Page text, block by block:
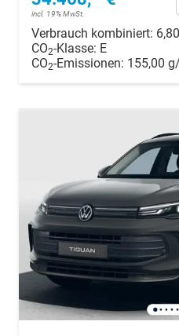
incl. 19% MwSt.
Verbrauch kombiniert:
CO2-Klasse: E
CO2-Emissionen: 155,00